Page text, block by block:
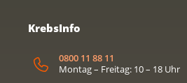
KrebsInfo
0800 11 88 11
Montag – Freitag: 10 – 18 Uhr